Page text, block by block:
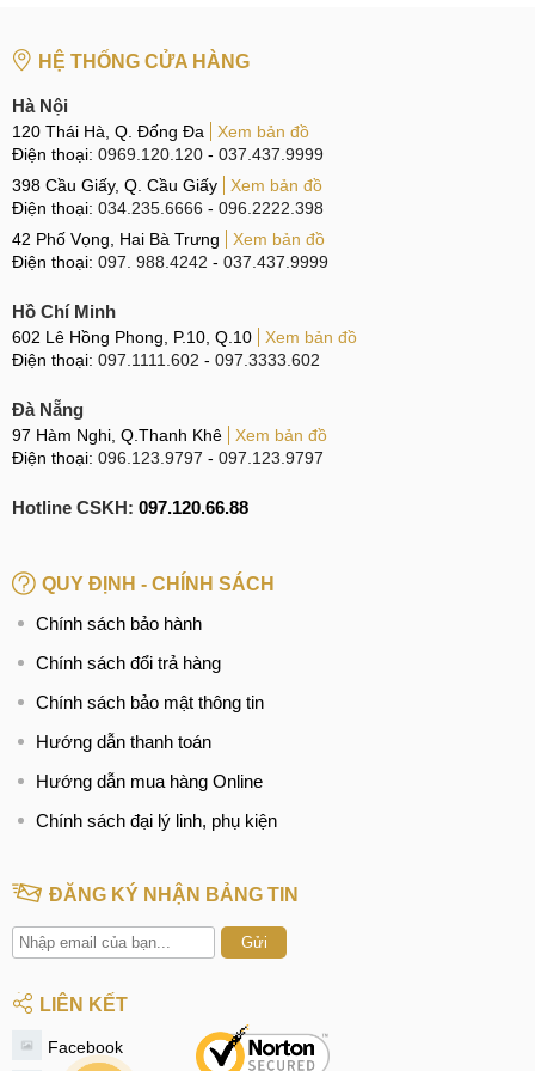
Tại Đà Nẵng
CN 6:
97 Hàm Nghi, Q.Thanh Khê
Hotline:097.123.9797
Tìm kiếm liên quan:
cáp sạc Samsung Galaxy S22 giá rẻ
Giá thay, sửa chân sạc Samsung Galaxy S22
Thay chân sạc Galaxy S22 chính hãng
HỆ THỐNG CỬA HÀNG
Hà Nội
120 Thái Hà, Q. Đống Đa
Xem bản đồ
Điện thoại: 0969.120.120 - 037.437.9999
398 Cầu Giấy, Q. Cầu Giấy
Xem bản đồ
Điện thoại: 034.235.6666 - 096.2222.398
42 Phố Vọng, Hai Bà Trưng
Xem bản đồ
Điện thoại: 097. 988.4242 - 037.437.9999
Hồ Chí Minh
602 Lê Hồng Phong, P.10, Q.10
Xem bản đồ
Điện thoại: 097.1111.602 - 097.3333.602
Đà Nẵng
97 Hàm Nghi, Q.Thanh Khê
Xem bản đồ
Điện thoại: 096.123.9797 - 097.123.9797
Hotline CSKH: 097.120.66.88
QUY ĐỊNH - CHÍNH SÁCH
Chính sách bảo hành
Chính sách đổi trả hàng
Chính sách bảo mật thông tin
Hướng dẫn thanh toán
Hướng dẫn mua hàng Online
Chính sách đại lý linh, phụ kiện
ĐĂNG KÝ NHẬN BẢNG TIN
Gửi
LIÊN KẾT
Facebook